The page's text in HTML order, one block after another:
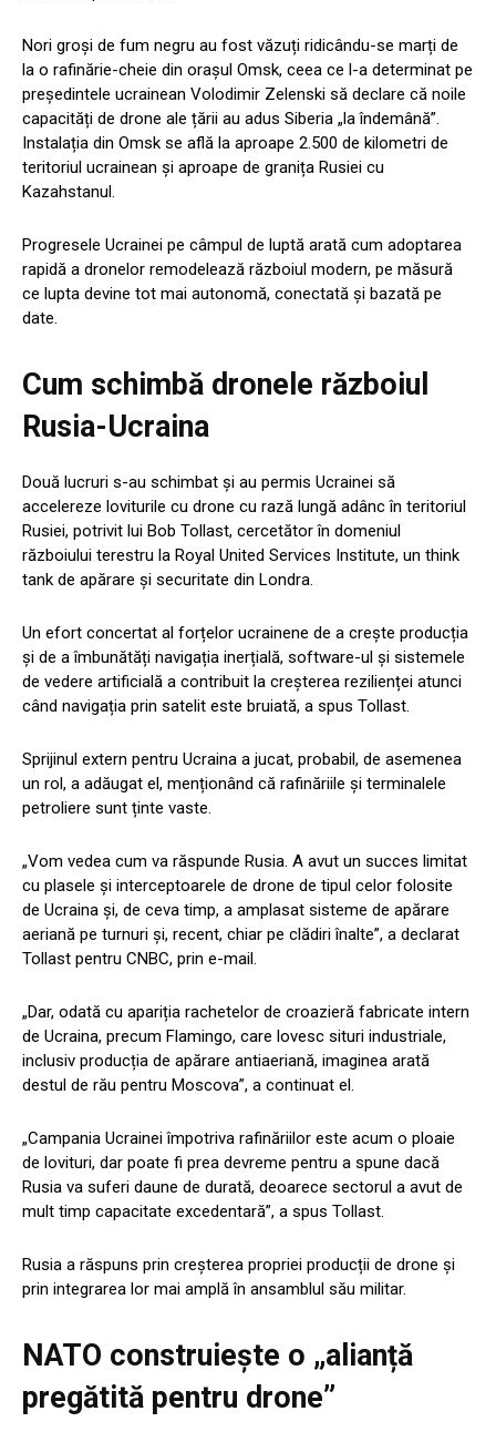
Nori groși de fum negru au fost văzuți ridicându-se marți de
la o rafinărie-cheie din orașul Omsk, ceea ce l-a determinat pe
președintele ucrainean Volodimir Zelenski să declare că noile
capacități de drone ale țării au adus Siberia „la îndemână”.
Instalația din Omsk se află la aproape 2.500 de kilometri de
teritoriul ucrainean și aproape de granița Rusiei cu
Kazahstanul.
Progresele Ucrainei pe câmpul de luptă arată cum adoptarea
rapidă a dronelor remodelează războiul modern, pe măsură
ce lupta devine tot mai autonomă, conectată și bazată pe
date.
Cum schimbă dronele războiul
Rusia-Ucraina
Două lucruri s-au schimbat și au permis Ucrainei să
accelereze loviturile cu drone cu rază lungă adânc în teritoriul
Rusiei, potrivit lui Bob Tollast, cercetător în domeniul
războiului terestru la Royal United Services Institute, un think
tank de apărare și securitate din Londra.
Un efort concertat al forțelor ucrainene de a crește producția
și de a îmbunătăți navigația inerțială, software-ul și sistemele
de vedere artificială a contribuit la creșterea rezilienței atunci
când navigația prin satelit este bruiată, a spus Tollast.
Sprijinul extern pentru Ucraina a jucat, probabil, de asemenea
un rol, a adăugat el, menționând că rafinăriile și terminalele
petroliere sunt ținte vaste.
„Vom vedea cum va răspunde Rusia. A avut un succes limitat
cu plasele și interceptoarele de drone de tipul celor folosite
de Ucraina și, de ceva timp, a amplasat sisteme de apărare
aeriană pe turnuri și, recent, chiar pe clădiri înalte”, a declarat
Tollast pentru CNBC, prin e-mail.
„Dar, odată cu apariția rachetelor de croazieră fabricate intern
de Ucraina, precum Flamingo, care lovesc situri industriale,
inclusiv producția de apărare antiaeriană, imaginea arată
destul de rău pentru Moscova”, a continuat el.
„Campania Ucrainei împotriva rafinăriilor este acum o ploaie
de lovituri, dar poate fi prea devreme pentru a spune dacă
Rusia va suferi daune de durată, deoarece sectorul a avut de
mult timp capacitate excedentară”, a spus Tollast.
Rusia a răspuns prin creșterea propriei producții de drone și
prin integrarea lor mai amplă în ansamblul său militar.
NATO construiește o „alianță
pregătită pentru drone”